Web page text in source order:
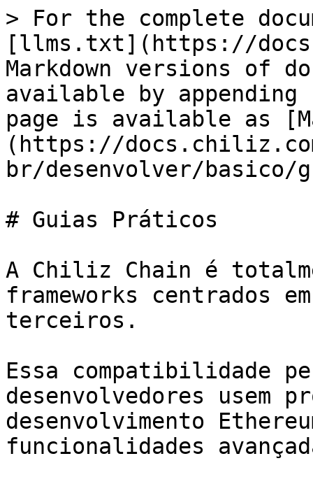
> For the complete
[llms.txt](https://
Markdown versions of
available by
page is available as
(https://
br/desenvolver/basico/
# Guias Práticos
A Chiliz Chain é
frameworks centrados
terceiros.
Essa compatibilidade
desenvolvedores usem
desenvolvimento
funcionalidades